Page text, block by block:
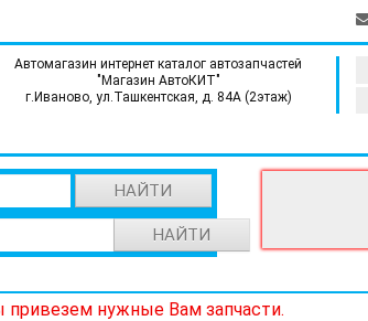
Автомагазин интернет каталог автозапчастей
"Магазин АвтоКИТ"
г.Иваново, ул.Ташкентская, д. 84А (2этаж)
НАЙТИ
НАЙТИ
привезем нужные Вам запчасти.